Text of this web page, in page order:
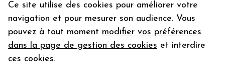
Ce site utilise des cookies pour améliorer votre
navigation et pour mesurer son audience. Vous
pouvez à tout moment modifier vos préférences
dans la page de gestion des cookies et interdire
ces cookies.
Votre
email
En m’abonnant, j’accepte de recevoir la newsletter de la